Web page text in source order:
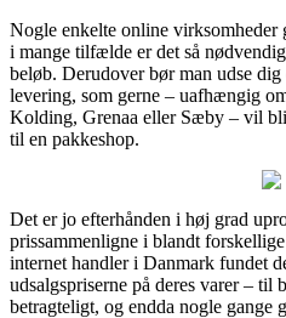
Nogle enkelte online virksomheder
i mange tilfælde er det så
beløb. Derudover bør man udse
levering, som gerne – uafhængig
Kolding, Grenaa eller Sæby – vil
til en pakkeshop.
Det er jo efterhånden i høj grad
prissammenligne i blandt
internet handler i Danmark fundet
udsalgspriserne på deres varer – til
betragteligt, og endda nogle gange